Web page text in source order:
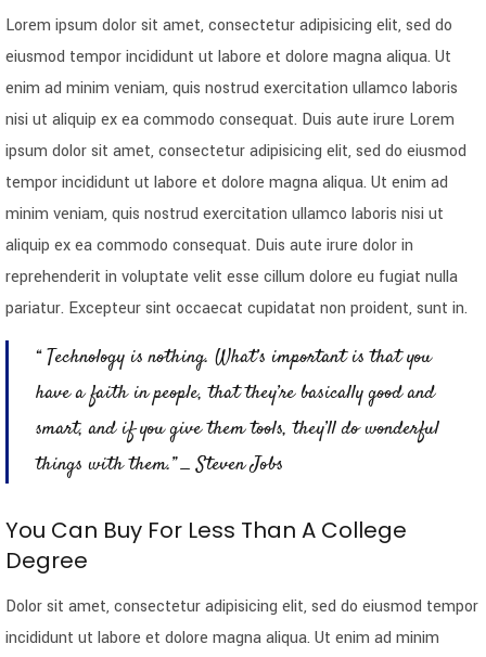
Lorem ipsum dolor sit amet, consectetur adipisicing elit, sed do
eiusmod tempor incididunt ut labore et dolore magna aliqua. Ut
enim ad minim veniam, quis nostrud exercitation ullamco laboris
nisi ut aliquip ex ea commodo consequat. Duis aute irure Lorem
ipsum dolor sit amet, consectetur adipisicing elit, sed do eiusmod
tempor incididunt ut labore et dolore magna aliqua. Ut enim ad
minim veniam, quis nostrud exercitation ullamco laboris nisi ut
aliquip ex ea commodo consequat. Duis aute irure dolor in
reprehenderit in voluptate velit esse cillum dolore eu fugiat nulla
pariatur. Excepteur sint occaecat cupidatat non proident, sunt in.
“ Technology is nothing. What’s important is that you
have a faith in people, that they’re basically good and
smart, and if you give them tools, they’ll do wonderful
things with them.” _ Steven Jobs
You Can Buy For Less Than A College
Degree
Dolor sit amet, consectetur adipisicing elit, sed do eiusmod tempor
incididunt ut labore et dolore magna aliqua. Ut enim ad minim